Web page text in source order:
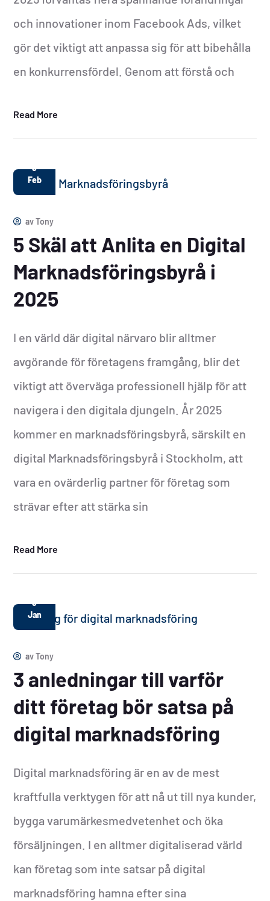
och innovationer inom Facebook Ads, vilket
gör det viktigt att anpassa sig för att bibehålla
en konkurrensfördel. Genom att förstå och
Read More
8
Feb
avTony
5 Skäl att Anlita en Digital
Marknadsföringsbyrå i
2025
I en värld där digital närvaro blir alltmer
avgörande för företagens framgång, blir det
viktigt att överväga professionell hjälp för att
navigera i den digitala djungeln. År 2025
kommer en marknadsföringsbyrå, särskilt en
digital Marknadsföringsbyrå i Stockholm, att
vara en ovärderlig partner för företag som
strävar efter att stärka sin
Read More
8
Jan
avTony
3 anledningar till varför
ditt företag bör satsa på
digital marknadsföring
Digital marknadsföring är en av de mest
kraftfulla verktygen för att nå ut till nya kunder,
bygga varumärkesmedvetenhet och öka
försäljningen. I en alltmer digitaliserad värld
kan företag som inte satsar på digital
marknadsföring hamna efter sina